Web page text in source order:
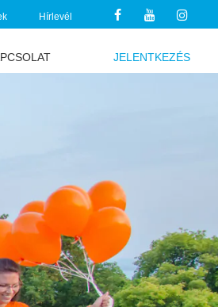
Hírlevél
JELENTKEZÉS